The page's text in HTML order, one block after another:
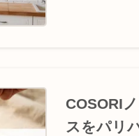
COSORI
スをパリ